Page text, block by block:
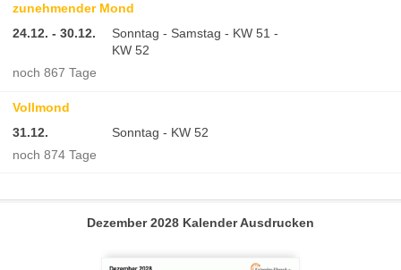
zunehmender Mond
24.12. - 30.12.
Sonntag - Samstag - KW 51 -
KW 52
noch 867 Tage
Vollmond
31.12.
Sonntag - KW 52
noch 874 Tage
Dezember 2028 Kalender Ausdrucken